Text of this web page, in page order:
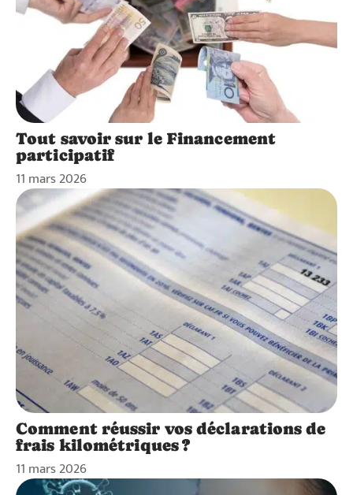
Tout savoir sur le Financement
participatif
11 mars 2026
Comment réussir vos déclarations de
frais kilométriques ?
11 mars 2026